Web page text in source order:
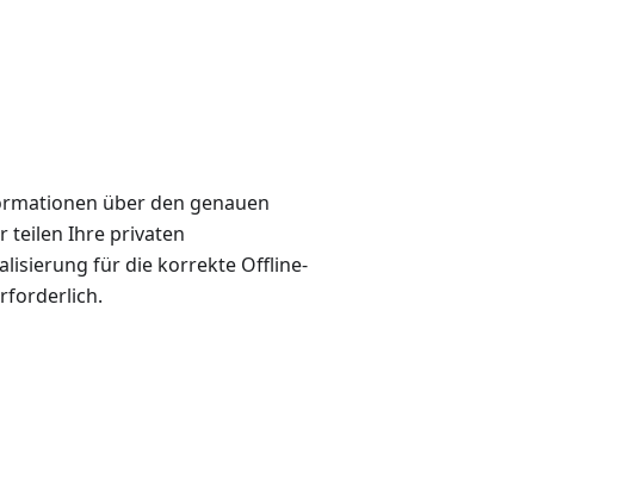
über den genauen
teilen Ihre privaten
für die korrekte Offline-